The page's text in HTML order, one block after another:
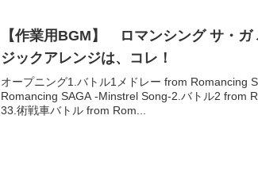
【作業用BGM】 ロマンシング サ・ガ
ジックアレンジは、コレ！
オープニング1.バトル1メドレー from Romancing
Romancing SAGA -Minstrel Song-2.バトル2 from
33.術戦車バトル from Rom...